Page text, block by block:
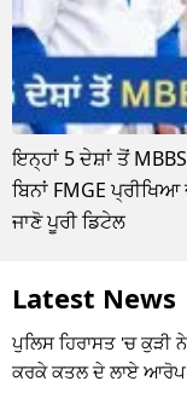
ਇਨ੍ਹਾਂ 5 ਦੇਸ਼ਾਂ ਤੋਂ
ਬਿਨਾਂ FMGE
ਜਾਣੋ ਪੂਰੀ ਡਿਟੇਲ
Latest News
ਪੁਲਿਸ ਹਿਰਾਸਤ 'ਚ ਕੁੜੀ
ਕਰਕੇ ਕਤਲ ਦੇ ਲਾਏ ਆਰੋਪ